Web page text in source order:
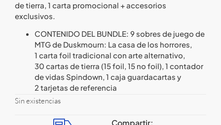
de tierra, 1 carta promocional + accesorios
exclusivos.
CONTENIDO DEL BUNDLE: 9 sobres de juego de
MTG de Duskmourn: La casa de los horrores,
1 carta foil tradicional con arte alternativo,
30 cartas de tierra (15 foil, 15 no foil), 1 contador
de vidas Spindown, 1 caja guardacartas y
2 tarjetas de referencia
Sin existencias
Compartir: